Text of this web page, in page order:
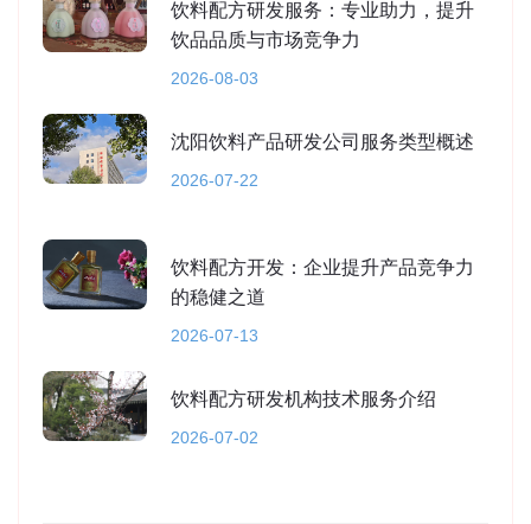
饮料配方研发服务：专业助力，提升
饮品品质与市场竞争力
2026-08-03
沈阳饮料产品研发公司服务类型概述
2026-07-22
饮料配方开发：企业提升产品竞争力
的稳健之道
2026-07-13
饮料配方研发机构技术服务介绍
2026-07-02